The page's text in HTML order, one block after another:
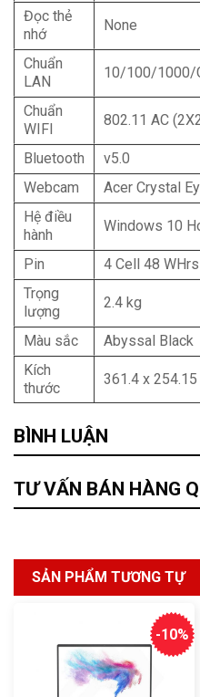
Đọc thẻ
nhớ
None
Chuẩn
LAN
10/100/1000/
Chuẩn
WIFI
802.11 AC
Bluetooth
v5.0
Webcam
Acer Crystal
Hệ điều
hành
Windows 10
Pin
4 Cell 48 WHrs
Trọng
lượng
2.4 kg
Màu sắc
Abyssal Black
Kích
thước
361.4 x
BÌNH LUẬN
TƯ VẤN BÁN HÀNG
SẢN PHẨM TƯƠNG TỰ
-10%